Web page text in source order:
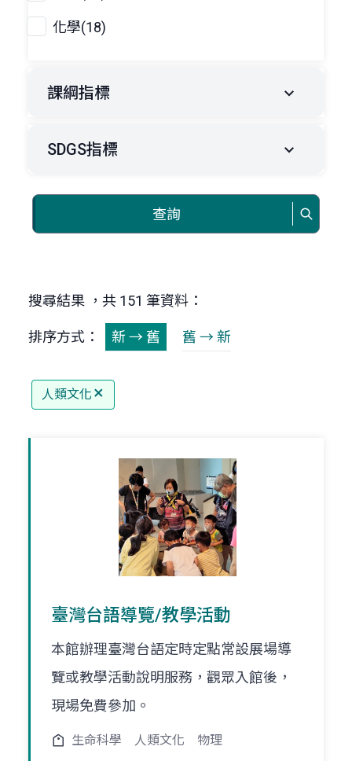
化學(18)
課綱指標
SDGS指標
查詢
搜尋結果 ，共 151 筆資料：
排序方式： 新 → 舊 舊 → 新
人類文化
臺灣台語導覽/教學活動
本館辦理臺灣台語定時定點常設展場導
覽或教學活動說明服務，觀眾入館後，
現場免費參加。
生命科學 人類文化 物理